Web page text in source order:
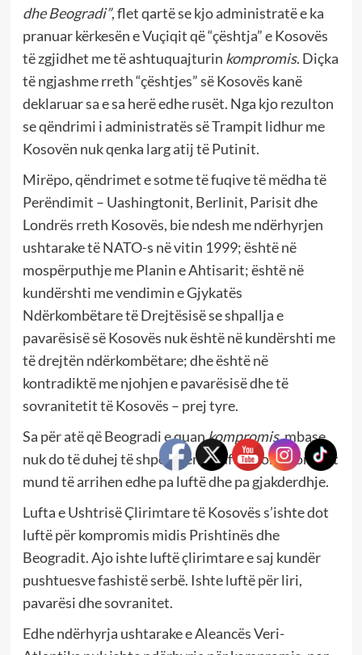
dhe Beogradi”, flet qartë se kjo administratë e ka
pranuar kërkesën e Vuçiqit që “çështja” e Kosovës
të zgjidhet me të ashtuquajturin kompromis. Diçka
të ngjashme rreth “çështjes” së Kosovës kanë
deklaruar sa e sa herë edhe rusët. Nga kjo rezulton
se qëndrimi i administratës së Trampit lidhur me
Kosovën nuk qenka larg atij të Putinit.
Mirëpo, qëndrimet e sotme të fuqive të mëdha të
Perëndimit – Uashingtonit, Berlinit, Parisit dhe
Londrës rreth Kosovës, bie ndesh me ndërhyrjen
ushtarake të NATO-s në vitin 1999; është në
mospërputhje me Planin e Ahtisarit; është në
kundërshti me vendimin e Gjykatës
Ndërkombëtare të Drejtësisë se shpallja e
pavarësisë së Kosovës nuk është në kundërshti me
të drejtën ndërkombëtare; dhe është në
kontradiktë me njohjen e pavarësisë dhe të
sovranitetit të Kosovës – prej tyre.
Sa për atë që Beogradi e quankompromis, mbase
nuk do të duhej të shpërthente lufta. Kompromiset
mund të arrihen edhe pa luftë dhe pa gjakderdhje.
Lufta e Ushtrisë Çlirimtare të Kosovës s’ishte dot
luftë për kompromis midis Prishtinës dhe
Beogradit. Ajo ishte luftë çlirimtare e saj kundër
pushtuesve fashistë serbë. Ishte luftë për liri,
pavarësi dhe sovranitet.
Edhe ndërhyrja ushtarake e Aleancës Veri-